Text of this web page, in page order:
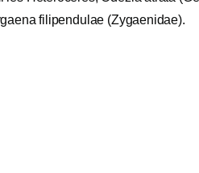
filipendulae (Zygaenidae).